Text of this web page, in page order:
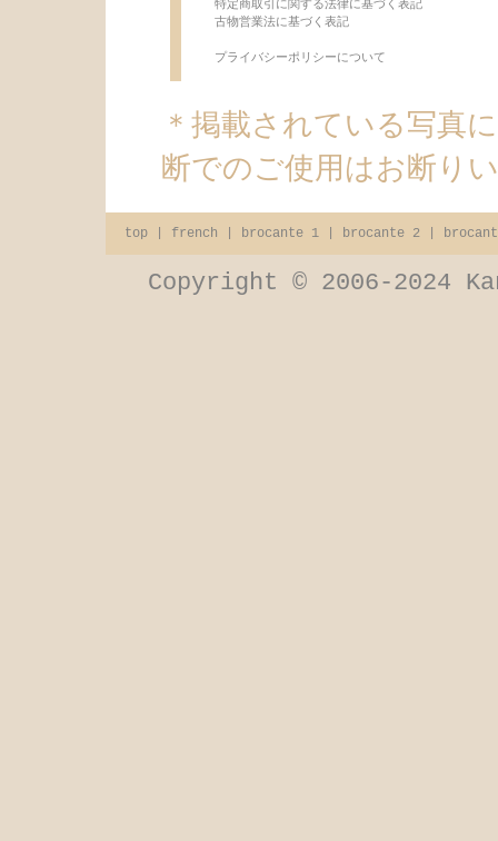
特定商取引に関する法律に基づく表記
古物営業法に基づく表記
プライバシーポリシーについて
＊掲載されている写真
断でのご使用はお断り
top french brocante 1 brocante 2
Copyright © 2006-2024